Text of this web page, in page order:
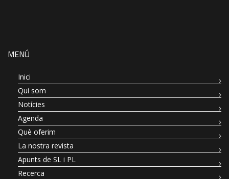
MENÚ
Inici
Qui som
Notícies
Agenda
Què oferim
La nostra revista
Apunts de SL i PL
Recerca